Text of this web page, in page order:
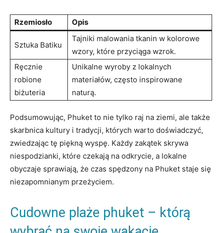
Rzemiosło Opis
Sztuka Batiku
Tajniki malowania‌ tkanin w kolorowe
⁤wzory, które​ przyciąga wzrok.
Ręcznie
robione
biżuteria
Unikalne wyroby z lokalnych
⁤materiałów, często inspirowane
⁣naturą.
Podsumowując, Phuket to nie tylko raj ⁤na ziemi, ⁤ale ⁣także‌
skarbnica kultury i tradycji,‌ których ⁣warto doświadczyć,
zwiedzając tę piękną‌ wyspę. Każdy zakątek ‌skrywa
niespodzianki, które czekają na odkrycie, a lokalne
obyczaje ⁤sprawiają, ‌że czas spędzony ⁣na Phuket staje się
‍niezapomnianym przeżyciem.
Cudowne plaże ⁢phuket –⁢ którą